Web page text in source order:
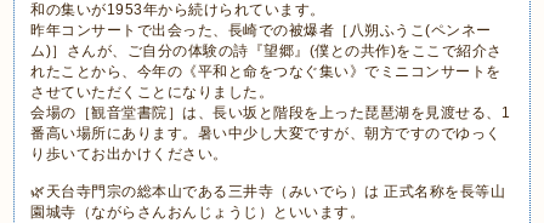
和の集いが1953年から続けられています。
昨年コンサートで出会った、長崎での被爆者［八朔ふうこ(ペンネー
ム)］さんが、ご自分の体験の詩『望郷』(僕との共作)をここで紹介さ
れたことから、今年の《平和と命をつなぐ集い》でミニコンサートを
させていただくことになりました。
会場の［観音堂書院］は、長い坂と階段を上った琵琶湖を見渡せる、1
番高い場所にあります。暑い中少し大変ですが、朝方ですのでゆっく
り歩いてお出かけください。
🌿天台寺門宗の総本山である三井寺（みいでら）は 正式名称を長等山
園城寺（ながらさんおんじょうじ）といいます。